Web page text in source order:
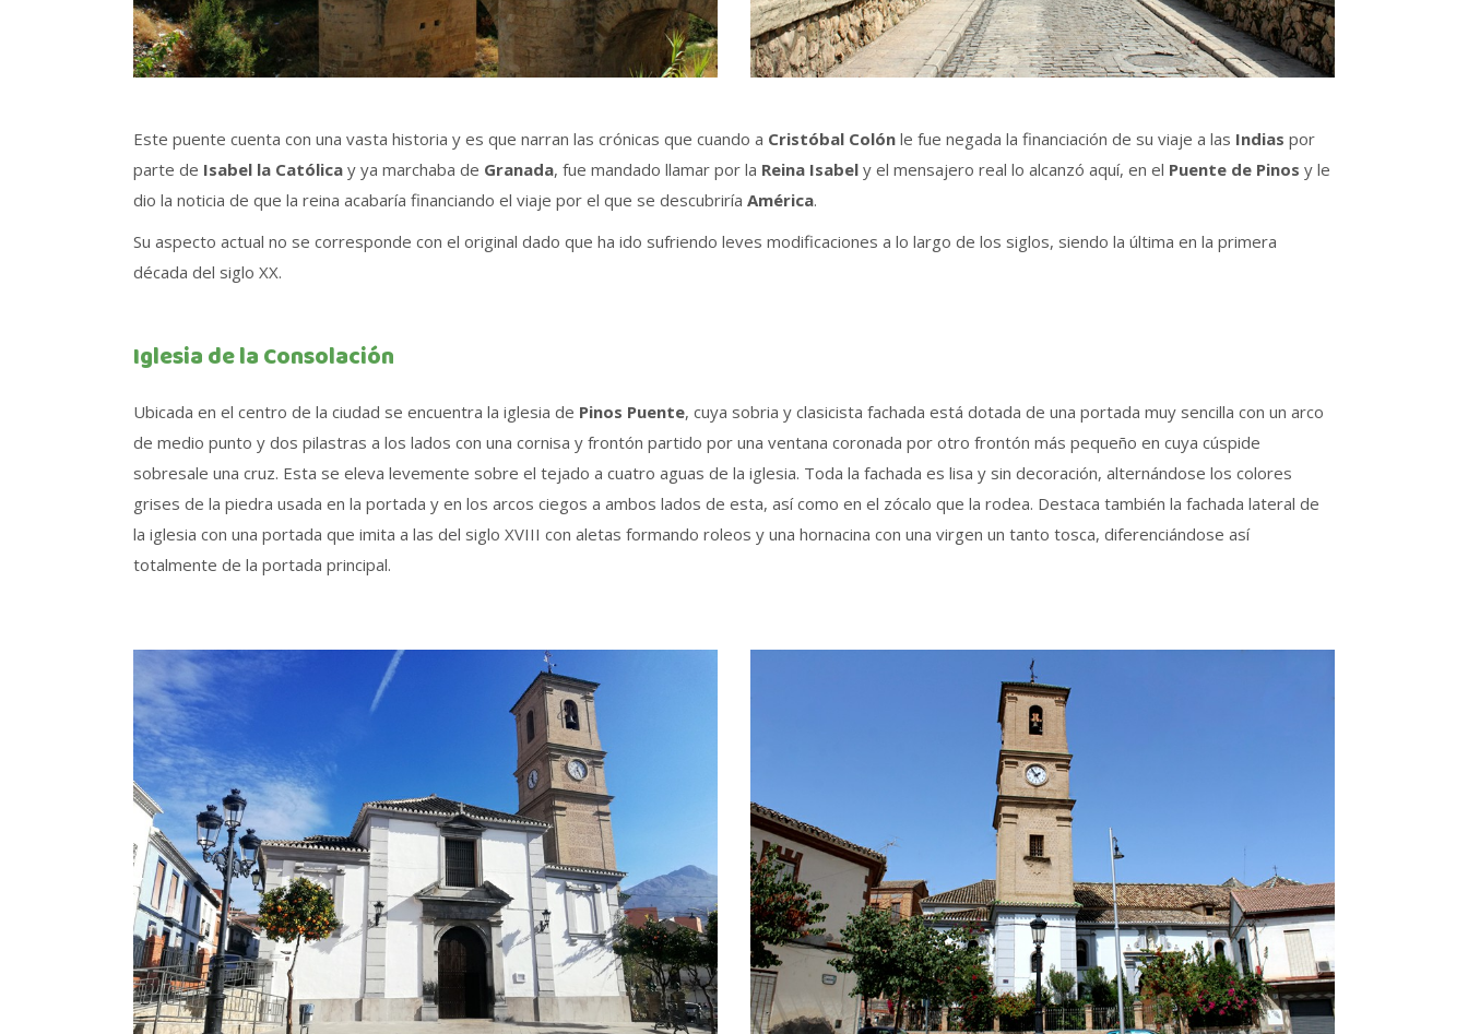
Este puente cuenta con una vasta historia y es que narran las crónicas que cuando a Cristóbal Colón le fue negada la financiación de su viaje a las Indias por
parte de Isabel la Católica y ya marchaba de Granada, fue mandado llamar por la Reina Isabel y el mensajero real lo alcanzó aquí, en el Puente de Pinos y le
dio la noticia de que la reina acabaría financiando el viaje por el que se descubriría América.
Su aspecto actual no se corresponde con el original dado que ha ido sufriendo leves modificaciones a lo largo de los siglos, siendo la última en la primera
década del siglo XX.
Iglesia de la Consolación
Ubicada en el centro de la ciudad se encuentra la iglesia de Pinos Puente, cuya sobria y clasicista fachada está dotada de una portada muy sencilla con un arco
de medio punto y dos pilastras a los lados con una cornisa y frontón partido por una ventana coronada por otro frontón más pequeño en cuya cúspide
sobresale una cruz. Esta se eleva levemente sobre el tejado a cuatro aguas de la iglesia. Toda la fachada es lisa y sin decoración, alternándose los colores
grises de la piedra usada en la portada y en los arcos ciegos a ambos lados de esta, así como en el zócalo que la rodea. Destaca también la fachada lateral de
la iglesia con una portada que imita a las del siglo XVIII con aletas formando roleos y una hornacina con una virgen un tanto tosca, diferenciándose así
totalmente de la portada principal.